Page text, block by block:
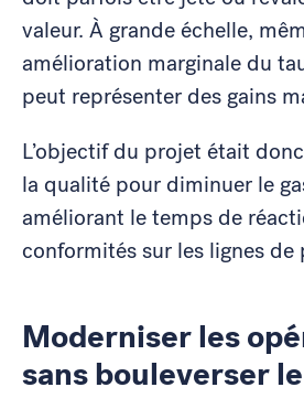
valeur. À grande échelle,
amélioration marginale du
peut représenter des gains
L’objectif du projet était
la qualité pour diminuer le
améliorant le temps de
conformités sur les lignes
Moderniser les
sans bouleverser